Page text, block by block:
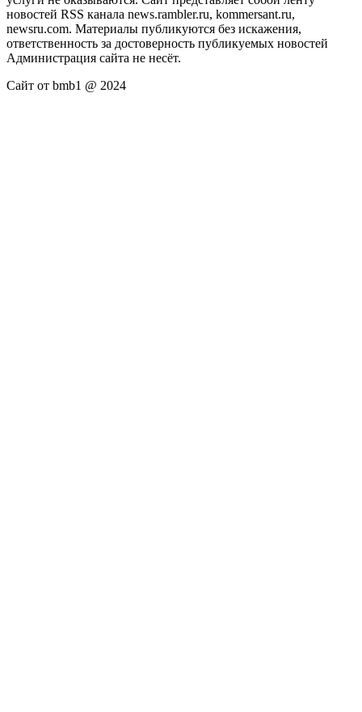
новостей RSS канала news.rambler.ru, kommersant.ru,
newsru.com. Материалы публикуются без искажения,
ответственность за достоверность публикуемых новостей
Администрация сайта не несёт.
Сайт от bmb1 @ 2024